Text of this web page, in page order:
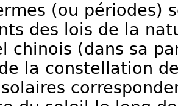
(ou périodes)
des lois de la
chinois (dans sa
la constellation